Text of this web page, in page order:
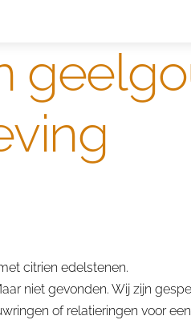
citrien edelstenen.
niet gevonden. Wij zijn
of relatieringen voor